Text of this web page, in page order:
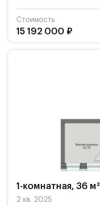
Стоимость
15 192 000 ₽
1-комнатная, 36 м²
2 кв. 2025